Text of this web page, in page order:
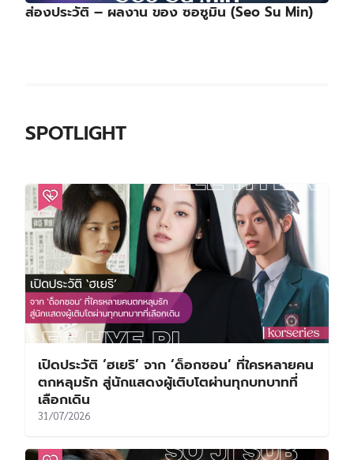
ส่องประวัติ – ผลงาน ของ ซอซูมิน (Seo Su Min)
SPOTLIGHT
เปิดประวัติ ‘ฮเยริ’ จาก ‘ด็อกซอน’ ที่ใครหลายคน
ตกหลุมรัก สู่นักแสดงผู้เติบโตผ่านทุกบทบาทที่
เลือกเดิน
31/07/2026